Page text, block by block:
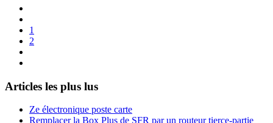
1
2
Articles les plus lus
Ze électronique poste carte
Remplacer la Box Plus de SFR par un routeur tierce-partie